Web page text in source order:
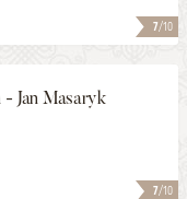
7/10
7/10
- Jan Masaryk